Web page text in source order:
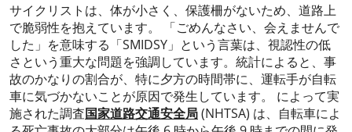
サイクリストは、体が小さく、保護柵がないため、道路上
で脆弱性を抱えています。 「ごめんなさい、会えませんで
した」を意味する「SMIDSY」という言葉は、視認性の低
さという重大な問題を強調しています。統計によると、事
故のかなりの割合が、特に夕方の時間帯に、運転手が自転
車に気づかないことが原因で発生しています。 によって実
施された調査国家道路交通安全局(NHTSA) は、自転車によ